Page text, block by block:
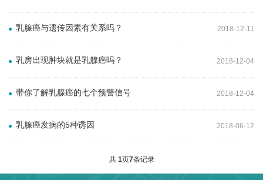
乳腺癌与遗传因素有关系吗？ 2018-12-11
乳房出现肿块就是乳腺癌吗？ 2018-12-04
带你了解乳腺癌的七个预警信号 2018-12-04
乳腺癌发病的5种诱因 2018-06-12
共 1页7条记录